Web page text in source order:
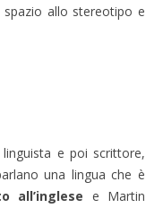
allo stereotipo e
e poi scrittore,
una lingua che è
e Martin